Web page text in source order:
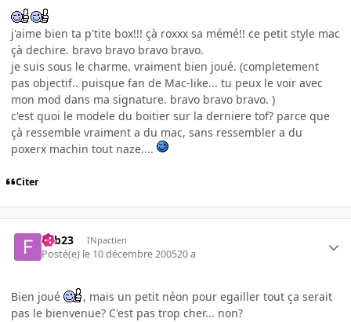
j'aime bien ta p'tite box!!! çà roxxx sa mémé!! ce petit style mac
çà dechire. bravo bravo bravo bravo.
je suis sous le charme. vraiment bien joué. (completement
pas objectif.. puisque fan de Mac-like... tu peux le voir avec
mon mod dans ma signature. bravo bravo bravo. )
c'est quoi le modele du boitier sur la derniere tof? parce que
çà ressemble vraiment a du mac, sans ressembler a du
poxerx machin tout naze....
Citer
Fab23 INpactien
Posté(e) le 10 décembre 200520 a
Bien joué
, mais un petit néon pour egailler tout ça serait
pas le bienvenue? C'est pas trop cher... non?